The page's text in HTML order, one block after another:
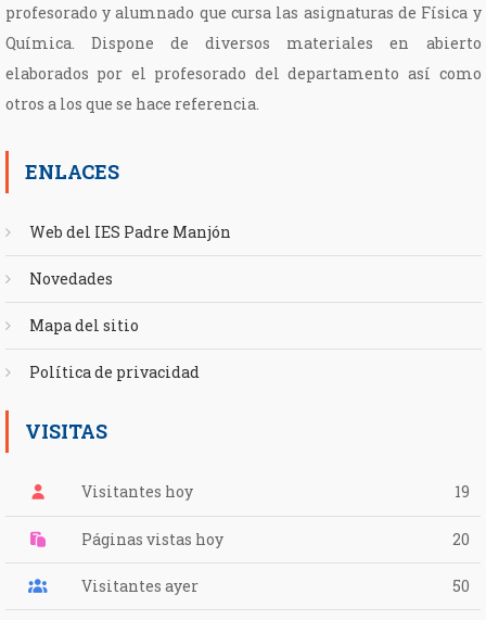
profesorado y alumnado que cursa las asignaturas de Física y
Química. Dispone de diversos materiales en abierto
elaborados por el profesorado del departamento así como
otros a los que se hace referencia.
ENLACES
Web del IES Padre Manjón
Novedades
Mapa del sitio
Política de privacidad
VISITAS
Visitantes hoy 19
Páginas vistas hoy 20
Visitantes ayer 50